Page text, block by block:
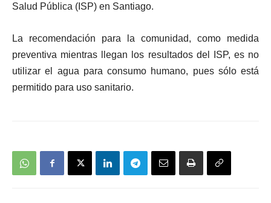
Salud Pública (ISP) en Santiago.
La recomendación para la comunidad, como medida
preventiva mientras llegan los resultados del ISP, es no
utilizar el agua para consumo humano, pues sólo está
permitido para uso sanitario.